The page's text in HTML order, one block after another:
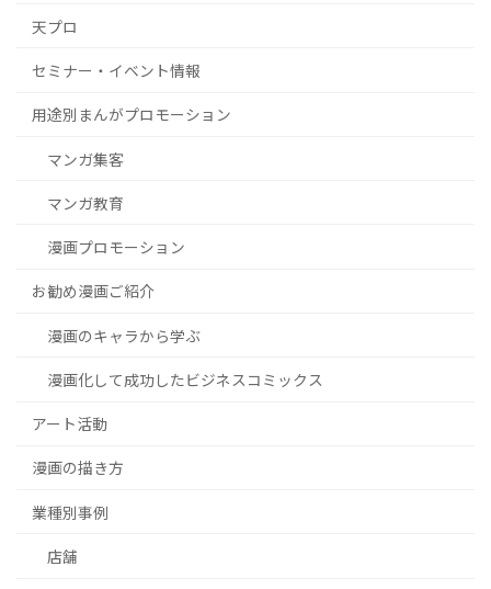
天プロ
セミナー・イベント情報
用途別まんがプロモーション
マンガ集客
マンガ教育
漫画プロモーション
お勧め漫画ご紹介
漫画のキャラから学ぶ
漫画化して成功したビジネスコミックス
アート活動
漫画の描き方
業種別事例
店舗